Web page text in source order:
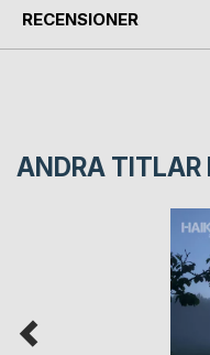
RECENSIONER
ANDRA TITLAR